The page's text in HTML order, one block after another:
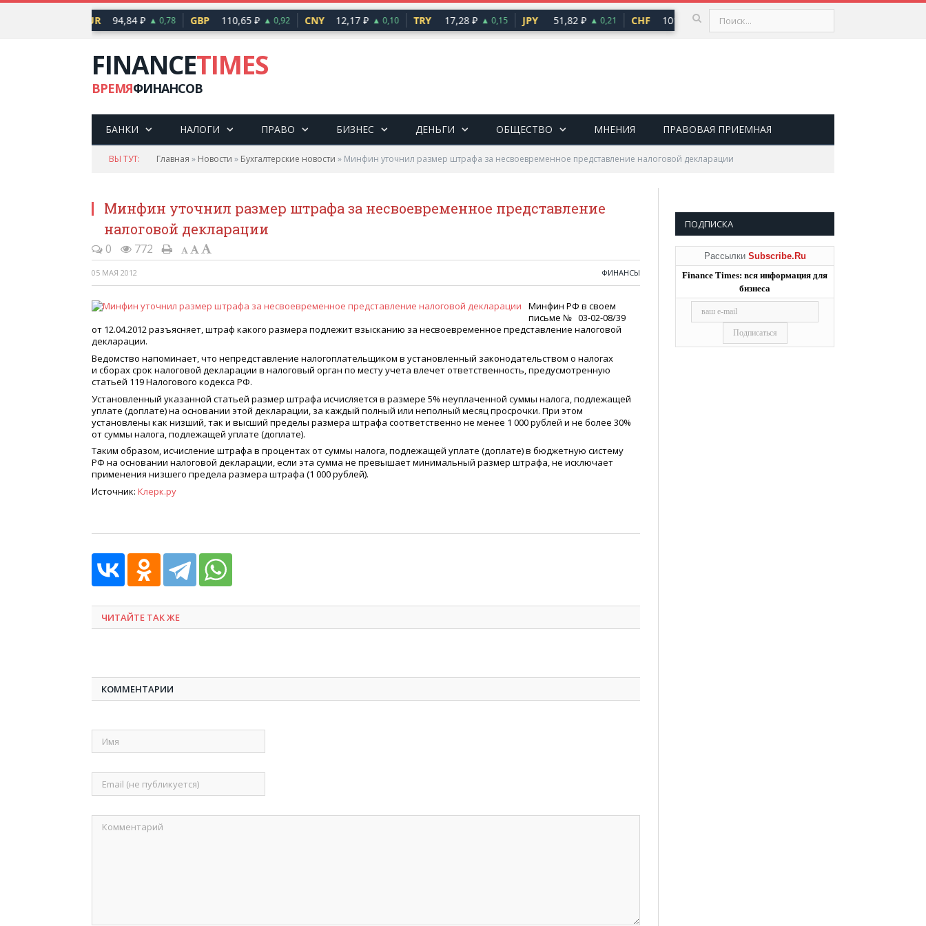
EUR 94,84 ₽ ▲ 0,78 GBP 110,65 ₽ ▲ 0,92 CNY 12,17 ₽ ▲ 0,10 TRY 17,28 ₽ ▲ 0,15 JPY 51,82 ₽ ▲ 0,21 CHF 101,30 ₽ ▲ 0,64 USD
FINANCETIMES
ВРЕМЯФИНАНСОВ
БАНКИ НАЛОГИ ПРАВО БИЗНЕС ДЕНЬГИ ОБЩЕСТВО МНЕНИЯ ПРАВОВАЯ ПРИЕМНАЯ
ВЫ ТУТ: Главная » Новости » Бухгалтерские новости » Минфин уточнил размер штрафа за несвоевременное представление налоговой декларации
Минфин уточнил размер штрафа за несвоевременное представление
налоговой декларации
0 772
05 МАЯ 2012 ФИНАНСЫ
Минфин РФ в своем
письме № 03-02-08/39
от 12.04.2012 разъясняет, штраф какого размера подлежит взысканию за несвоевременное представление налоговой
декларации.
Ведомство напоминает, что непредставление налогоплательщиком в установленный законодательством о налогах
и сборах срок налоговой декларации в налоговый орган по месту учета влечет ответственность, предусмотренную
статьей 119 Налогового кодекса РФ.
Установленный указанной статьей размер штрафа исчисляется в размере 5% неуплаченной суммы налога, подлежащей
уплате (доплате) на основании этой декларации, за каждый полный или неполный месяц просрочки. При этом
установлены как низший, так и высший пределы размера штрафа соответственно не менее 1 000 рублей и не более 30%
от суммы налога, подлежащей уплате (доплате).
Таким образом, исчисление штрафа в процентах от суммы налога, подлежащей уплате (доплате) в бюджетную систему
РФ на основании налоговой декларации, если эта сумма не превышает минимальный размер штрафа, не исключает
применения низшего предела размера штрафа (1 000 рублей).
Источник: Клерк.ру
ЧИТАЙТЕ ТАК ЖЕ
КОММЕНТАРИИ
ПОДПИСКА
Рассылки Subscribe.Ru
Finance Times: вся информация для
бизнеса